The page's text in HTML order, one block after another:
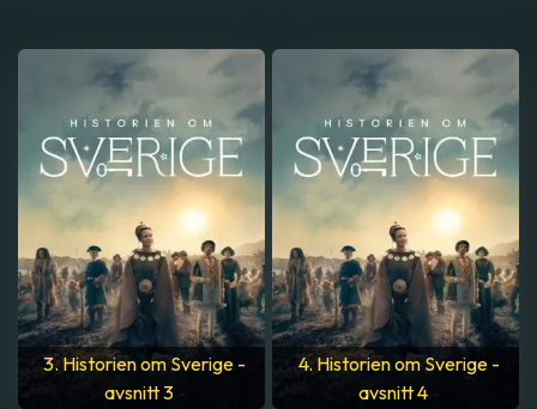
3. Historien om Sverige -
avsnitt 3
4. Historien om Sverige -
avsnitt 4